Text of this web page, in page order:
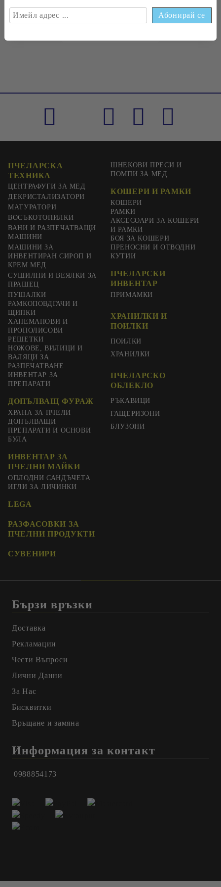
ПЧЕЛАРСКА
ТЕХНИКА
ЦЕНТРАФУГИ ЗА МЕД
ДЕКРИСТАЛИЗАТОРИ
МАТУРАТОРИ
ВОСЪКОТОПИЛКИ
ВАНИ И РАЗПЕЧАТВАЩИ
МАШИНИ
МАШИНИ ЗА
ИНВЕНТИРАН СИРОП И
КРЕМ МЕД
СУШИЛНИ И ВЕЯЛКИ ЗА
ПРАШЕЦ
ШНЕКОВИ ПРЕСИ И
ПОМПИ ЗА МЕД
КОШЕРИ И РАМКИ
КОШЕРИ
РАМКИ
АКСЕСОАРИ ЗА КОШЕРИ
И РАМКИ
БОЯ ЗА КОШЕРИ
ПРЕНОСНИ И ОТВОДНИ
КУТИИ
ПЧЕЛАРСКИ
ИНВЕНТАР
ПУШАЛКИ
РАМКОПОВДГАЧИ И
ЩИПКИ
ХАНЕМАНОВИ И
ПРОПОЛИСОВИ
РЕШЕТКИ
НОЖОВЕ, ВИЛИЦИ И
ВАЛЯЦИ ЗА
РАЗПЕЧАТВАНЕ
ИНВЕНТАР ЗА
ПРЕПАРАТИ
ДОПЪЛВАЩ ФУРАЖ
ХРАНА ЗА ПЧЕЛИ
ДОПЪЛВАЩИ
ПРЕПАРАТИ И ОСНОВИ
ПРИМАМКИ
ХРАНИЛКИ И
ПОИЛКИ
ПОИЛКИ
ХРАНИЛКИ
ПЧЕЛАРСКО
ОБЛЕКЛО
РЪКАВИЦИ
ГАЩЕРИЗОНИ
БЛУЗОНИ
БУЛА
ИНВЕНТАР ЗА
ПЧЕЛНИ МАЙКИ
ОПЛОДНИ САНДЪЧЕТА
ИГЛИ ЗА ЛИЧИНКИ
LEGA
РАЗФАСОВКИ ЗА
ПЧЕЛНИ ПРОДУКТИ
СУВЕНИРИ
Бързи връзки
Доставка
Рекламации
Чести Въпроси
Лични Данни
За Нас
Бисквитки
Връщане и замяна
Информация за контакт
0988854173